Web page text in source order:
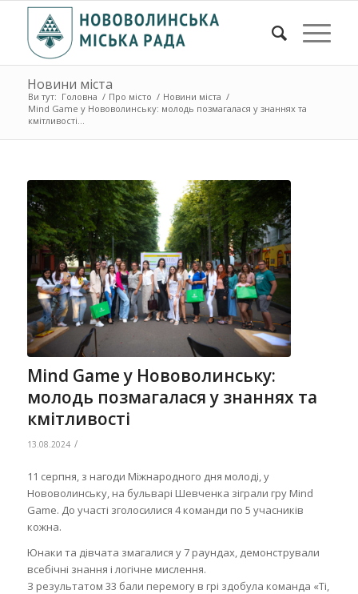
Новини міста
Ви тут: Головна / Про місто / Новини міста /
Mind Game у Нововолинську: молодь позмагалася у знаннях та
кмітливості...
Mind Game у Нововолинську:
молодь позмагалася у знаннях та
кмітливості
13.08.2024 /
11 серпня, з нагоди Міжнародного дня молоді, у
Нововолинську, на бульварі Шевченка зіграли гру Mind
Game. До участі зголосилися 4 команди по 5 учасників
кожна.
Юнаки та дівчата змагалися у 7 раундах, демонстрували
всебічні знання і логічне мислення.
З результатом 33 бали перемогу в грі здобула команда «Ті,